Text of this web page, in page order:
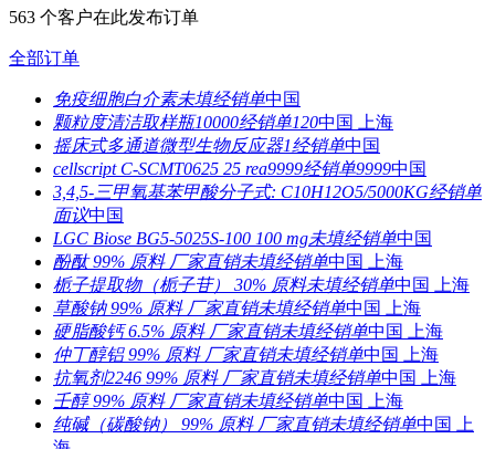
563 个客户在此发布订单
全部订单
免疫细胞白介素未填经销单中国
颗粒度清洁取样瓶10000经销单120中国 上海
摇床式多通道微型生物反应器1经销单中国
cellscript C-SCMT0625 25 rea9999经销单9999中国
3,4,5-三甲氧基苯甲酸分子式: C10H12O5/5000KG经销单
面议中国
LGC Biose BG5-5025S-100 100 mg未填经销单中国
酚酞 99% 原料 厂家直销未填经销单中国 上海
栀子提取物（栀子苷） 30% 原料未填经销单中国 上海
草酸钠 99% 原料 厂家直销未填经销单中国 上海
硬脂酸钙 6.5% 原料 厂家直销未填经销单中国 上海
仲丁醇铝 99% 原料 厂家直销未填经销单中国 上海
抗氧剂2246 99% 原料 厂家直销未填经销单中国 上海
壬醇 99% 原料 厂家直销未填经销单中国 上海
纯碱（碳酸钠） 99% 原料 厂家直销未填经销单中国 上